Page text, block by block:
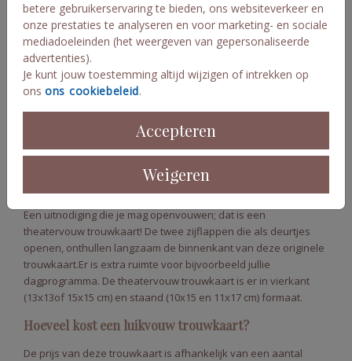
betere gebruikerservaring te bieden, ons websiteverkeer en
onze prestaties te analyseren en voor marketing- en sociale
mediadoeleinden (het weergeven van gepersonaliseerde
advertenties).
Je kunt jouw toestemming altijd wijzigen of intrekken op
ons ons cookiebeleid.
Accepteren
Weigeren
Ontwerp je eigen luikvouw trouwkaart
Een uitnodiging die je mag openvouwen; dat is een
theatervouw trouwkaart! De twee zijflappen die als deurtjes
openen, onthullen langzaam de binnenkant van deze originele
trouwkaart.Er is extra ruimte voor bijvoorbeeld jullie
dagprogramma. De theatervouw trouwkaart is er in vierkant
(13x13of 15x15 cm) en staand (10x15 en 11x17 cm) formaat.
Hoeveel kost een luikvouw trouwkaart?
De prijs van deze trouwkaart is afhankelijk van een aantal